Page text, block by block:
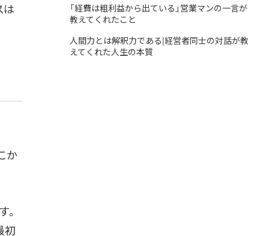
は
か
。
初
「経費は粗利益から出ている」営業マンの一言が
教えてくれたこと
人間力とは解釈力である|経営者同士の対話が教
えてくれた人生の本質